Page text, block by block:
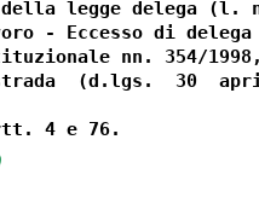
legge delega (l.
- Eccesso di
nn. 354/
(d.lgs.  30